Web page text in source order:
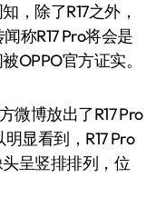
，除了R17之外，
称R17 Pro将会是
OPPO官方证实。
微博放出了R17 Pro
显看到，R17 Pro
呈竖排排列，位